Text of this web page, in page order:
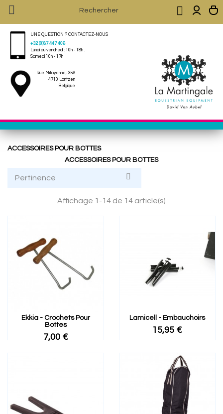
 
UNE QUESTION ? CONTACTEZ-NOUS
+32 (0)87 447 406
Lundi au vendredi : 10h - 18h .
Samedi 10h - 17h
Rue Mitoyenne, 356
4710 Lontzen
Belgique
ACCESSOIRES POUR BOTTES
ACCESSOIRES POUR BOTTES
Pertinence 
Affichage 1-14 de 14 article(s)
Ekkia - Crochets Pour
Bottes
7,00 €
Lamicell - Embauchoirs
15,95 €